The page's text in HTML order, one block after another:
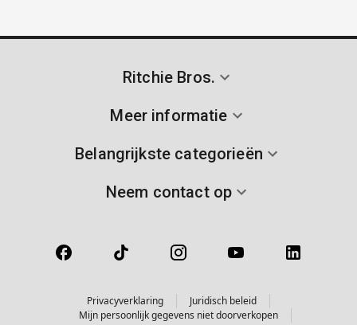
Ritchie Bros.
Meer informatie
Belangrijkste categorieën
Neem contact op
Privacyverklaring
Juridisch beleid
Mijn persoonlijk gegevens niet doorverkopen